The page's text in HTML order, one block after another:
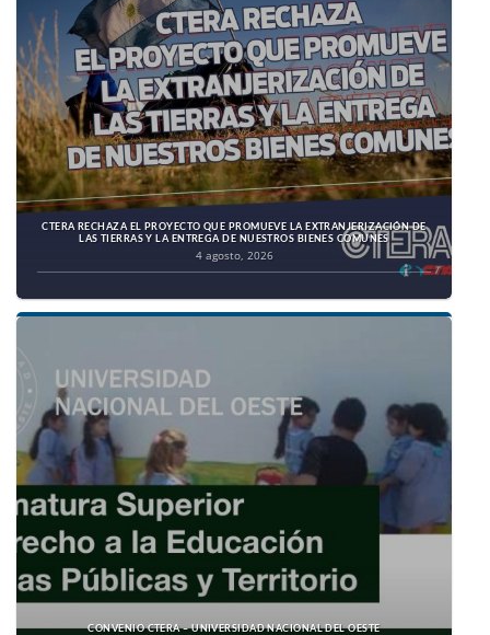
CTERA RECHAZA EL PROYECTO QUE PROMUEVE LA EXTRANJERIZACIÓN DE
LAS TIERRAS Y LA ENTREGA DE NUESTROS BIENES COMUNES
4 agosto, 2026
CONVENIO CTERA – UNIVERSIDAD NACIONAL DEL OESTE